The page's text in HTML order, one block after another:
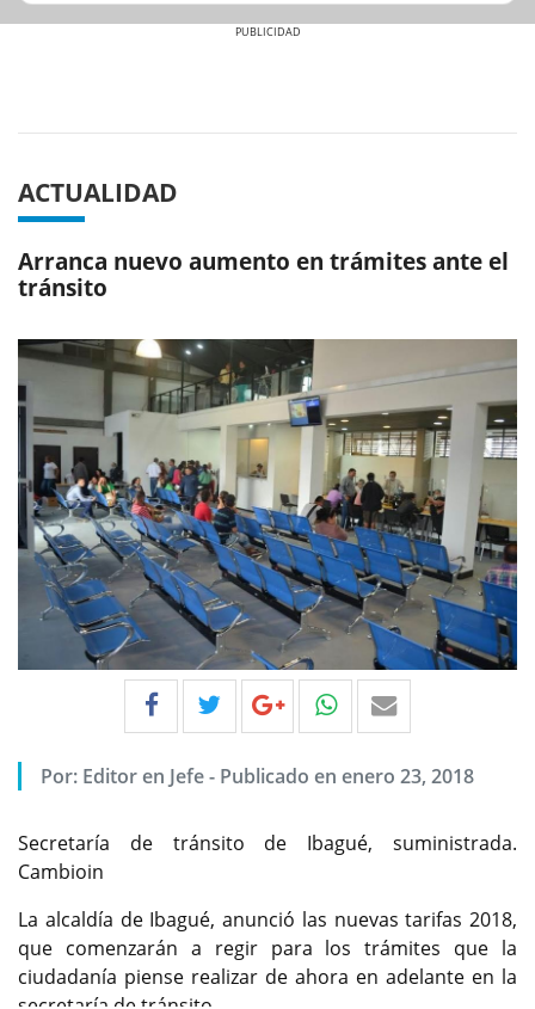
ACTUALIDAD
Arranca nuevo aumento en trámites ante el
tránsito
Por: Editor en Jefe- Publicado en enero 23, 2018
Secretaría de tránsito de Ibagué, suministrada.
Cambioin
La alcaldía de Ibagué, anunció las nuevas tarifas 2018,
que comenzarán a regir para los trámites que la
ciudadanía piense realizar de ahora en adelante en la